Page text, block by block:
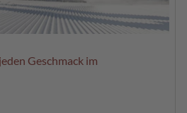
Geschmack im